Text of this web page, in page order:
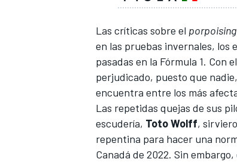
Las críticas sobre el porpoising
en las pruebas invernales, los
pasadas en la Fórmula 1. Con
perjudicado, puesto que
encuentra entre los más
Las repetidas quejas de sus
escudería, Toto Wolff,
repentina para hacer una
Canadá de 2022. Sin